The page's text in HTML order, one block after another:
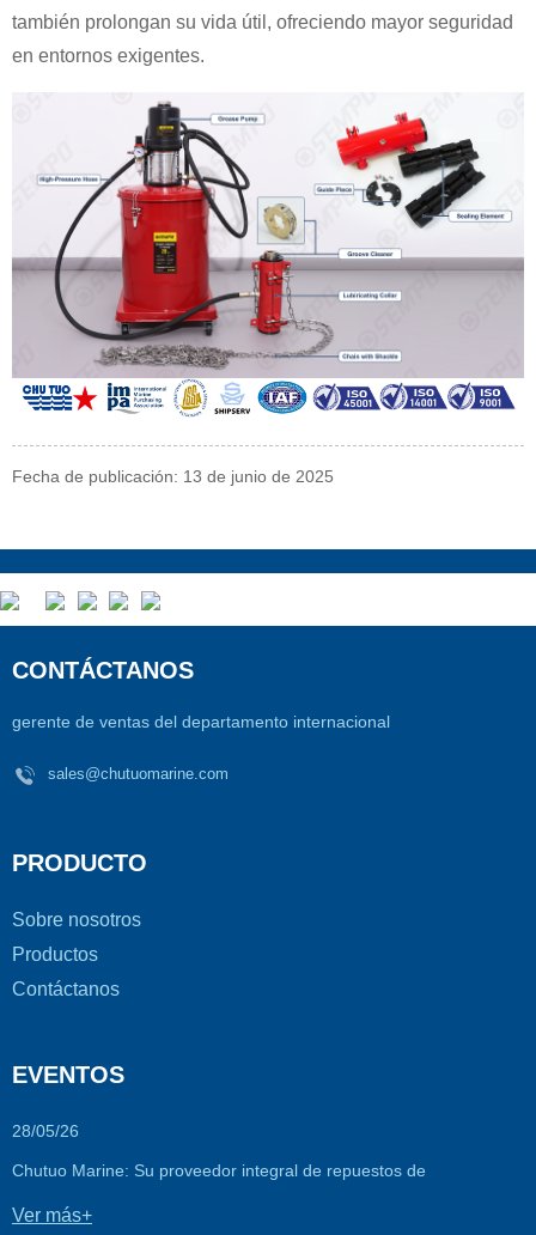
también prolongan su vida útil, ofreciendo mayor seguridad
en entornos exigentes.
Fecha de publicación: 13 de junio de 2025
CONTÁCTANOS
gerente de ventas del departamento internacional
sales@chutuomarine.com
PRODUCTO
Sobre nosotros
Productos
Contáctanos
EVENTOS
28/05/26
Chutuo Marine: Su proveedor integral de repuestos de
confianza...
Ver más+